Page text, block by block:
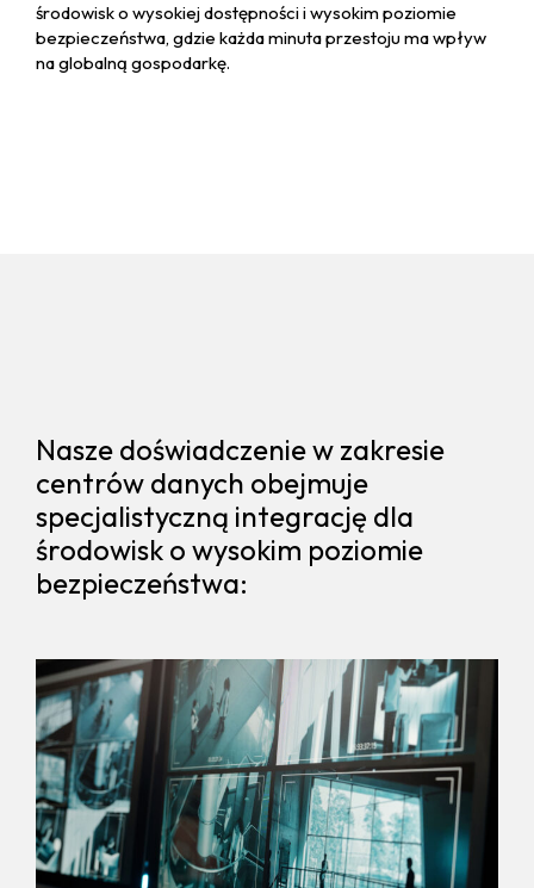
środowisk o wysokiej dostępności i wysokim poziomie
bezpieczeństwa, gdzie każda minuta przestoju ma wpływ
na globalną gospodarkę.
Nasze doświadczenie w zakresie
centrów danych obejmuje
specjalistyczną integrację dla
środowisk o wysokim poziomie
bezpieczeństwa: